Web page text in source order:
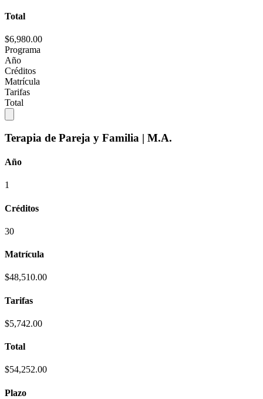
Total
$6,980.00
Programa
Año
Créditos
Matrícula
Tarifas
Total
Terapia de Pareja y Familia | M.A.
Año
1
Créditos
30
Matrícula
$48,510.00
Tarifas
$5,742.00
Total
$54,252.00
Plazo